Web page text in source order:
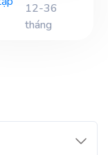
12-36
tháng